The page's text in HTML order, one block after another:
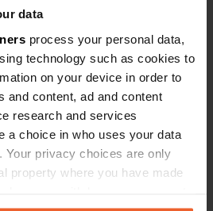
data
process your personal data,
technology such as cookies to
on your device in order to
and content, ad and content
research and services
a choice in who uses your data
Your privacy choices are only
property where you have made
Tuđmana
Copie
54' 2" E